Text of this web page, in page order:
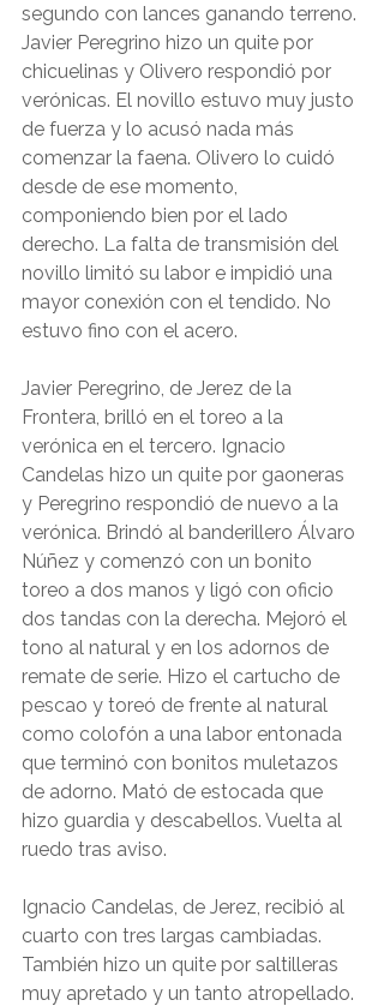
segundo con lances ganando terreno.
Javier Peregrino hizo un quite por
chicuelinas y Olivero respondió por
verónicas. El novillo estuvo muy justo
de fuerza y lo acusó nada más
comenzar la faena. Olivero lo cuidó
desde de ese momento,
componiendo bien por el lado
derecho. La falta de transmisión del
novillo limitó su labor e impidió una
mayor conexión con el tendido. No
estuvo fino con el acero.
Javier Peregrino, de Jerez de la
Frontera, brilló en el toreo a la
verónica en el tercero. Ignacio
Candelas hizo un quite por gaoneras
y Peregrino respondió de nuevo a la
verónica. Brindó al banderillero Álvaro
Núñez y comenzó con un bonito
toreo a dos manos y ligó con oficio
dos tandas con la derecha. Mejoró el
tono al natural y en los adornos de
remate de serie. Hizo el cartucho de
pescao y toreó de frente al natural
como colofón a una labor entonada
que terminó con bonitos muletazos
de adorno. Mató de estocada que
hizo guardia y descabellos. Vuelta al
ruedo tras aviso.
Ignacio Candelas, de Jerez, recibió al
cuarto con tres largas cambiadas.
También hizo un quite por saltilleras
muy apretado y un tanto atropellado.